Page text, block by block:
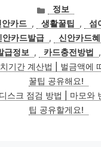
카
테
고
리
정보
카드 , 생활꿀팁 , 섬
안카드발급 , 신안카드혜
급정보 , 카드충전방법 ,
기간 계산법 | 벌금액에
꿀팁 공유해요!
스크 점검 방법 | 마모와
팁 공유할게요!